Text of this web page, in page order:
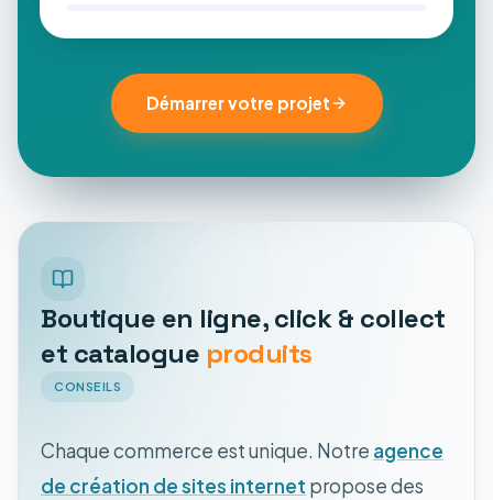
Démarrer votre projet
Boutique en ligne, click & collect
et catalogue produits
CONSEILS
Chaque commerce est unique. Notre agence
de création de sites internet propose des